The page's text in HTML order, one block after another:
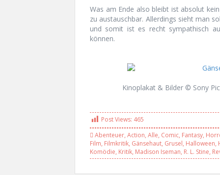
Was am Ende also bleibt ist absolut
zu austauschbar. Allerdings sieht man
und somit ist es recht sympathisch
können.
Kinoplakat & Bilder © Sony
Post Views: 465
Abenteuer, Action, Alle, Comic, Fantasy,
Film, Filmkritik, Gänsehaut, Grusel, Halloween,
Komödie, Kritik, Madison Iseman, R. L. Stine,